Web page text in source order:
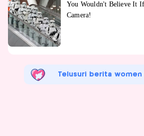
Telusuri berita women